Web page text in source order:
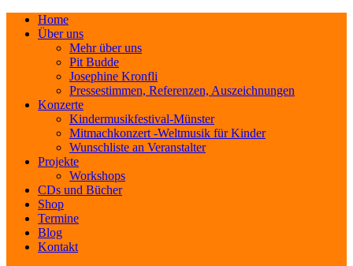
Home
Über uns
Mehr über uns
Pit Budde
Josephine Kronfli
Pressestimmen, Referenzen, Auszeichnungen
Konzerte
Kindermusikfestival-Münster
Mitmachkonzert -Weltmusik für Kinder
Wunschliste an Veranstalter
Projekte
Workshops
CDs und Bücher
Shop
Termine
Blog
Kontakt